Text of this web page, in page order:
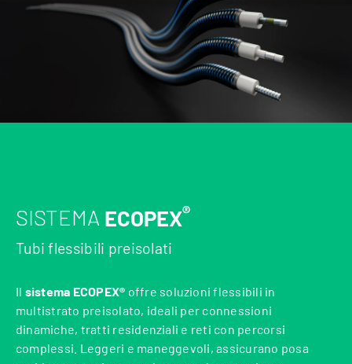
SISTEMA ECOPEX®
Tubi flessibili preisolati
Il sistema ECOPEX® offre soluzioni flessibili in
multistrato preisolato, ideali per connessioni
dinamiche, tratti residenziali e reti con percorsi
complessi. Leggeri e maneggevoli, assicurano posa